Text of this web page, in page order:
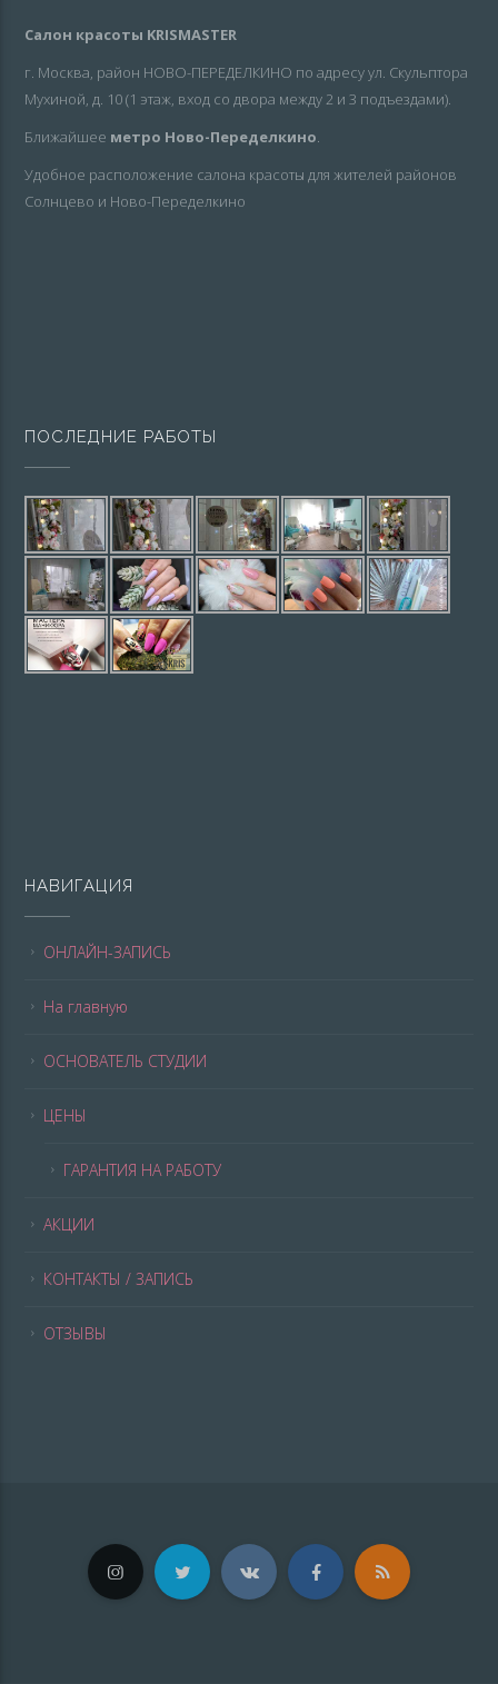
Салон красоты KRISMASTER
г. Москва, район НОВО-ПЕРЕДЕЛКИНО по адресу ул. Скульптора
Мухиной, д. 10 (1 этаж, вход со двора между 2 и 3 подъездами).
Ближайшее метро Ново-Переделкино.
Удобное расположение салона красоты для жителей районов
Солнцево и Ново-Переделкино
ПОСЛЕДНИЕ РАБОТЫ
НАВИГАЦИЯ
ОНЛАЙН-ЗАПИСЬ
На главную
ОСНОВАТЕЛЬ СТУДИИ
ЦЕНЫ
ГАРАНТИЯ НА РАБОТУ
АКЦИИ
КОНТАКТЫ / ЗАПИСЬ
ОТЗЫВЫ